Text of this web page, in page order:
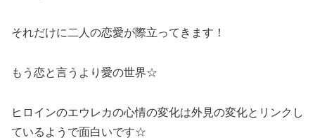
それだけに二人の恋愛が際立ってきます！
もう恋と言うより愛の世界☆
ヒロインのエウレカの心情の変化は外見の変化とリンクし
ているようで面白いです☆